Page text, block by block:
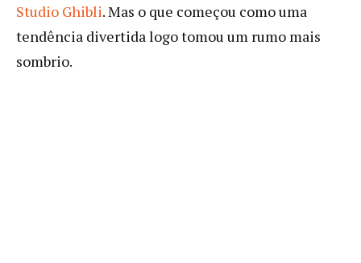
Studio Ghibli. Mas o que começou como uma
tendência divertida logo tomou um rumo mais
sombrio.